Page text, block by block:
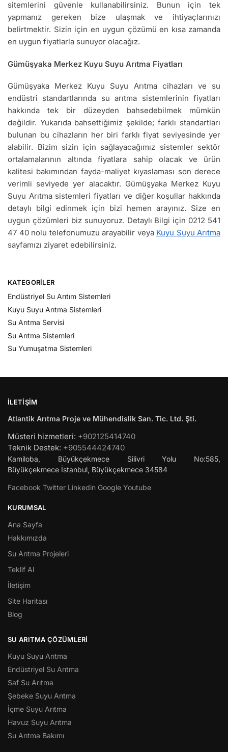
sitemlerini güvenle kullanabilirsiniz. Bunun için tek
yapmanız gereken bize ulaşmak ve ihtiyaçlarınızı
belirtmektir. Sizin için en uygun çözümü en kısa zamanda
en uygun fiyatlarla sunuyor olacağız.
Gümüşyaka Merkez Kuyu Suyu Arıtma Fiyatları
Gümüşyaka Merkez Kuyu Suyu Arıtma cihazları ve su
endüstri standartlarında su arıtma sistemlerinin fiyatları
hakkında tek bir düzeyden bahsedebilmek mümkün
değildir. Yukarıda bahsettiğimiz şekilde; farklı standartları
bulunan bu cihazların her biri farklı fiyat seviyesinde yer
alabilir. Bizim sizin için sağlayacağımız sistemler sektör
ortalamalarının altında fiyatlara sahip olacak ve ürün
kalitesi bakımından fayda-maliyet kıyaslaması son derece
verimli seviyede yer alacaktır. Gümüşyaka Merkez Kuyu
Suyu Arıtma sistemleri fiyatları ve diğer koşullar hakkında
detaylı bilgi edinmek için bizi hemen arayınız. Size en
uygun çözümleri biz sunuyoruz. Detaylı Bilgi için 0212 541
47 40 nolu telefonumuzu arayabilir veya Kuyu Suyu Arıtma
sayfamızı ziyaret edebilirsiniz.
KATEGORILER
Endüstriyel Su Arıtım Sistemleri
Kuyu Suyu Arıtma Sistemleri
Su Arıtma Servisi
Su Arıtma Sistemleri
Su Yumuşatma Sistemleri
İLETIŞIM
Atlantik Arıtma Proje ve Mühendislik San. Tic. Ltd. Şti.
Müsteri hizmetleri: +902125414740
Teknik Destek: +905544424740
Kamiloba, Büyükçekmece Silivri Yolu No:585,
Büyükçekmece İstanbul, Büyükçekmece 34584
Facebook Twitter Linkedin Google Youtube
KURUMSAL
Ana Sayfa
Hakkımızda
Su Arıtma Projeleri
Teklif Al
İletişim
Site Haritası
Blog
SU ARITMA ÇÖZÜMLERI
Kuyu Suyu Arıtma
Endüstriyel Su Arıtma
Saf Su Arıtma
Şebeke Suyu Arıtma
İçme Suyu Arıtma
Havuz Suyu Arıtma
Su Arıtma Bakımı